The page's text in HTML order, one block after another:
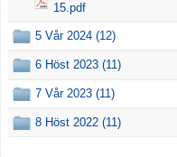
15.pdf
5 Vår 2024 (12)
6 Höst 2023 (11)
7 Vår 2023 (11)
8 Höst 2022 (11)